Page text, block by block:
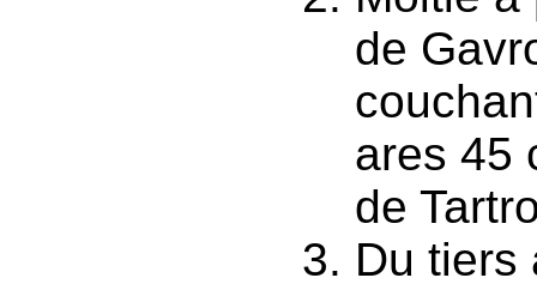
de
ares 45
de
Du tiers